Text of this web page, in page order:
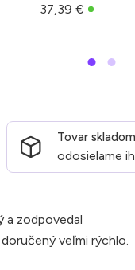
37,39 €
Tovar skladom
odosielame
a zodpovedal
veľmi rýchlo.